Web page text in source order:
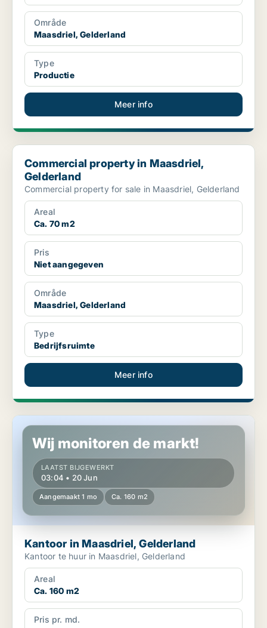
Område
Maasdriel, Gelderland
Type
Productie
Meer info
Commercial property in Maasdriel, Gelderland
Commercial property in Maasdriel,
Gelderland
Commercial property for sale in Maasdriel, Gelderland
Areal
Ca. 70 m2
Pris
Niet aangegeven
Område
Maasdriel, Gelderland
Type
Bedrijfsruimte
Meer info
Kantoor in Maasdriel, Gelderland
Wij monitoren de markt!
LAATST BIJGEWERKT
03:04 • 20 Jun
Aangemaakt 1 mo Ca. 160 m2
Kantoor in Maasdriel, Gelderland
Kantoor te huur in Maasdriel, Gelderland
Areal
Ca. 160 m2
Pris pr. md.